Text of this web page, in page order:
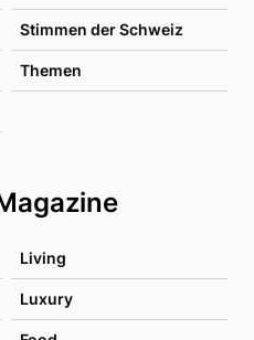
Stimmen der Schweiz
Themen
Living
Luxury